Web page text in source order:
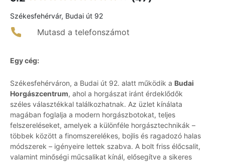
Székesfehérvár, Budai út 92
Mutasd a telefonszámot
Egy cég:
Székesfehérváron, a Budai út 92. alatt működik a Budai
Horgászcentrum, ahol a horgászat iránt érdeklődők
széles választékkal találkozhatnak. Az üzlet kínálata
magában foglalja a modern horgászbotokat, teljes
felszereléseket, amelyek a különféle horgásztechnikák –
többek között a finomszerelékes, bojlis és ragadozó halas
módszerek – igényeire lettek szabva. A bolt friss élőcsalit,
valamint minőségi műcsalikat kínál, elősegítve a sikeres